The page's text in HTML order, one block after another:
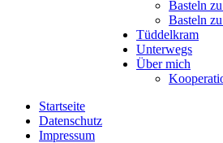
Basteln
Basteln
Tüddelkram
Unterwegs
Über mich
Startseite
Datenschutz
Impressum